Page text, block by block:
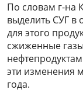
По словам г-на
выделить СУГ в
для этого
сжиженные
эти изменения
года.